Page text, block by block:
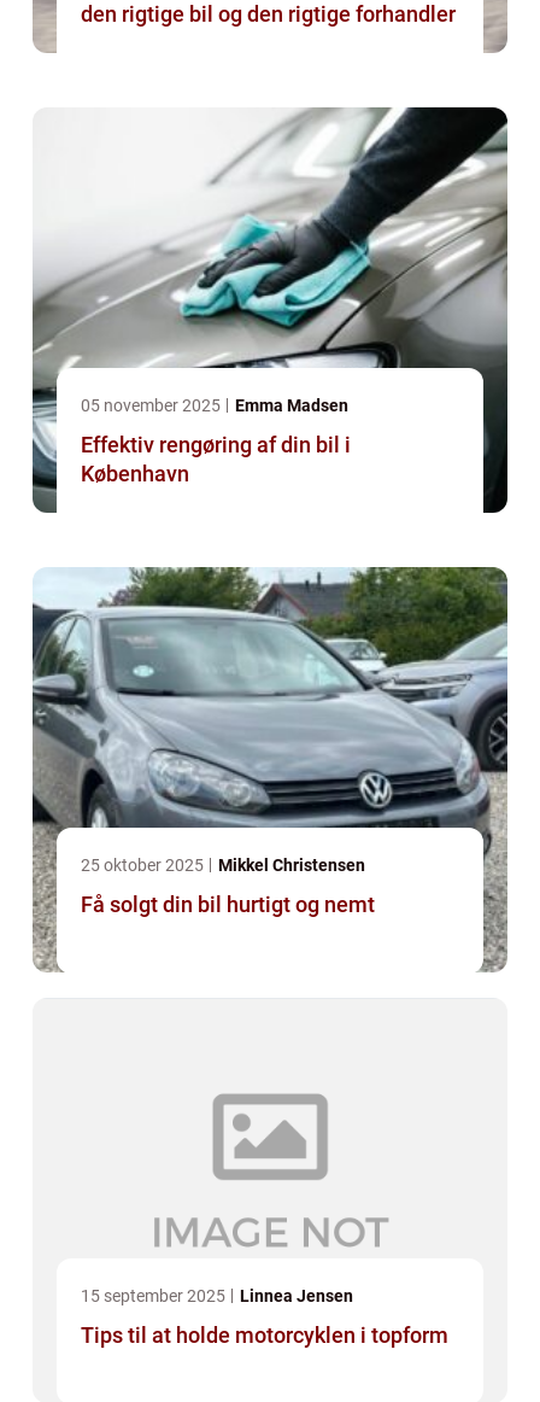
den rigtige bil og den rigtige forhandler
05 november 2025 Emma Madsen
Effektiv rengøring af din bil i
København
25 oktober 2025 Mikkel Christensen
Få solgt din bil hurtigt og nemt
15 september 2025 Linnea Jensen
Tips til at holde motorcyklen i topform